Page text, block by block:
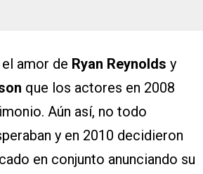
amor de Ryan Reynolds y
que los actores en 2008
Aún así, no todo
y en 2010 decidieron
en conjunto anunciando su